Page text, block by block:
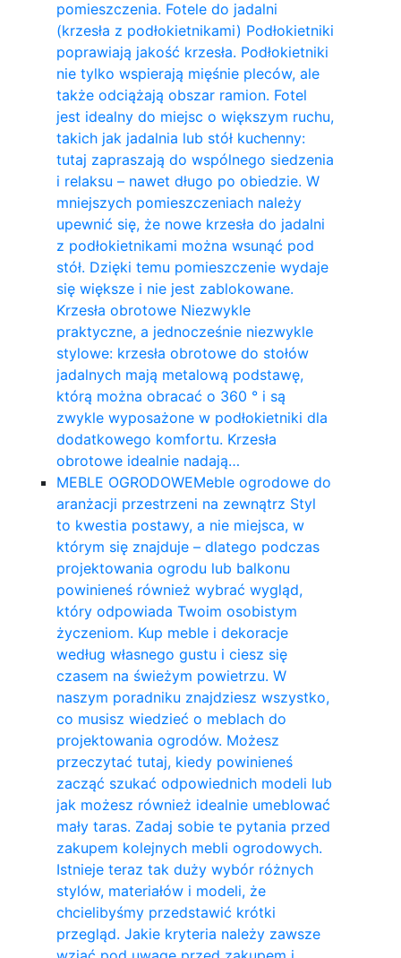
pomieszczenia. Fotele do jadalni
(krzesła z podłokietnikami) Podłokietniki
poprawiają jakość krzesła. Podłokietniki
nie tylko wspierają mięśnie pleców, ale
także odciążają obszar ramion. ​Fotel
jest idealny do miejsc o większym ruchu,
takich jak jadalnia lub stół kuchenny:
tutaj zapraszają do wspólnego siedzenia
i relaksu – nawet długo po obiedzie. W
mniejszych pomieszczeniach należy
upewnić się, że nowe krzesła do jadalni
z podłokietnikami można wsunąć pod
stół. Dzięki temu pomieszczenie wydaje
się większe i nie jest zablokowane.
Krzesła obrotowe Niezwykle
praktyczne, a jednocześnie niezwykle
stylowe: krzesła obrotowe do stołów
jadalnych mają metalową podstawę,
którą można obracać o 360 ° i są
zwykle wyposażone w podłokietniki dla
dodatkowego komfortu. Krzesła
obrotowe idealnie nadają…
MEBLE OGRODOWEMeble ogrodowe do
aranżacji przestrzeni na zewnątrz Styl
to kwestia postawy, a nie miejsca, w
którym się znajduje – dlatego podczas
projektowania ogrodu lub balkonu
powinieneś również wybrać wygląd,
który odpowiada Twoim osobistym
życzeniom. Kup meble i dekoracje
według własnego gustu i ciesz się
czasem na świeżym powietrzu. W
naszym poradniku znajdziesz wszystko,
co musisz wiedzieć o meblach do
projektowania ogrodów. Możesz
przeczytać tutaj, kiedy powinieneś
zacząć szukać odpowiednich modeli lub
jak możesz również idealnie umeblować
mały taras. Zadaj sobie te pytania przed
zakupem kolejnych mebli ogrodowych.
Istnieje teraz tak duży wybór różnych
stylów, materiałów i modeli, że
chcielibyśmy przedstawić krótki
przegląd. Jakie kryteria należy zawsze